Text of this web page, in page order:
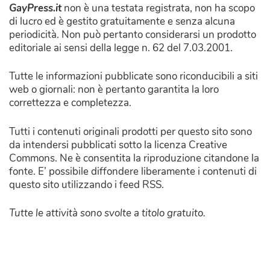
GayPress.itnon è una testata registrata, non ha scopo
di lucro ed è gestito gratuitamente e senza alcuna
periodicità. Non può pertanto considerarsi un prodotto
editoriale ai sensi della legge n. 62 del 7.03.2001.
Tutte le informazioni pubblicate sono riconducibili a siti
web o giornali: non è pertanto garantita la loro
correttezza e completezza.
Tutti i contenuti originali prodotti per questo sito sono
da intendersi pubblicati sotto la licenza Creative
Commons. Ne è consentita la riproduzione citandone la
fonte. E’ possibile diffondere liberamente i contenuti di
questo sito utilizzando i feed RSS.
Tutte le attività sono svolte a titolo gratuito.